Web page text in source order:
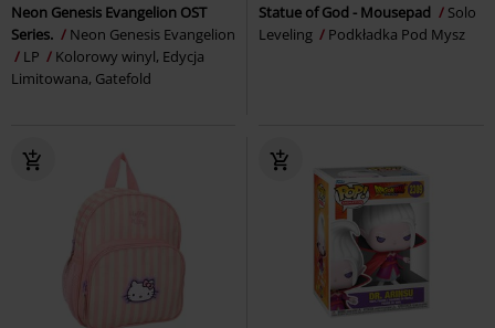
Neon Genesis Evangelion OST
Series.
Neon Genesis Evangelion
LP
Kolorowy winyl, Edycja
Limitowana, Gatefold
Statue of God - Mousepad
Solo
Leveling
Podkładka Pod Mysz